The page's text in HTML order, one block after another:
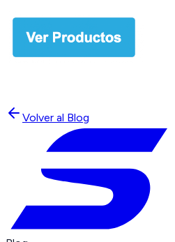
Volver al Blog